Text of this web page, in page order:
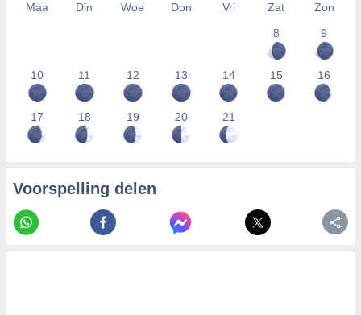
Maa Din Woe Don Vri Zat
Zon
8
9
10 11 12 13 14 15 16
17 18 19 20 21
Voorspelling delen